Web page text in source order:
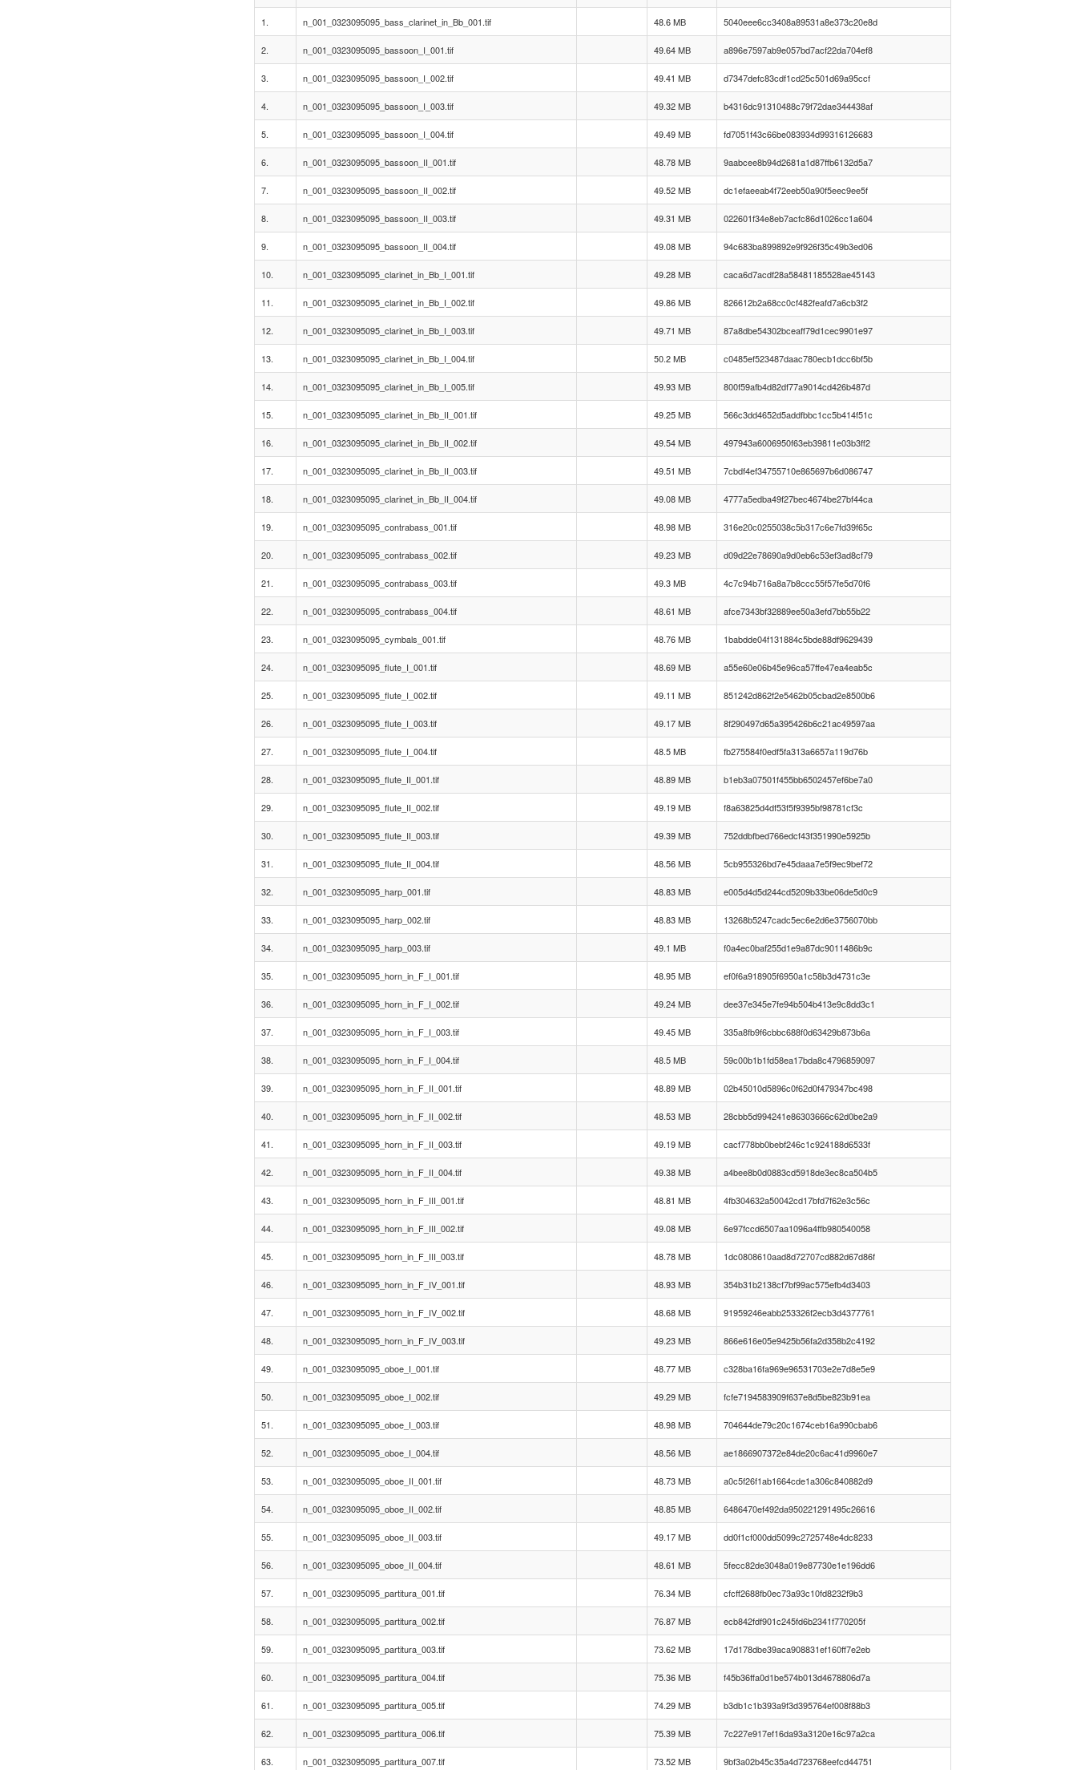
1. n_001_0323095095_bass_clarinet_in_Bb_001.tif 48.6 MB 5040eee6cc3408a89531a8e373c20e8d
2. n_001_0323095095_bassoon_I_001.tif 49.64 MB a896e7597ab9e057bd7acf22da704ef8
3. n_001_0323095095_bassoon_I_002.tif 49.41 MB d7347defc83cdf1cd25c501d69a95ccf
4. n_001_0323095095_bassoon_I_003.tif 49.32 MB b4316dc91310488c79f72dae344438af
5. n_001_0323095095_bassoon_I_004.tif 49.49 MB fd7051f43c66be083934d99316126683
6. n_001_0323095095_bassoon_II_001.tif 48.78 MB 9aabcee8b94d2681a1d87ffb6132d5a7
7. n_001_0323095095_bassoon_II_002.tif 49.52 MB dc1efaeeab4f72eeb50a90f5eec9ee5f
8. n_001_0323095095_bassoon_II_003.tif 49.31 MB 022601f34e8eb7acfc86d1026cc1a604
9. n_001_0323095095_bassoon_II_004.tif 49.08 MB 94c683ba899892e9f926f35c49b3ed06
10. n_001_0323095095_clarinet_in_Bb_I_001.tif 49.28 MB caca6d7acdf28a58481185528ae45143
11. n_001_0323095095_clarinet_in_Bb_I_002.tif 49.86 MB 826612b2a68cc0cf482feafd7a6cb3f2
12. n_001_0323095095_clarinet_in_Bb_I_003.tif 49.71 MB 87a8dbe54302bceaff79d1cec9901e97
13. n_001_0323095095_clarinet_in_Bb_I_004.tif 50.2 MB c0485ef523487daac780ecb1dcc6bf5b
14. n_001_0323095095_clarinet_in_Bb_I_005.tif 49.93 MB 800f59afb4d82df77a9014cd426b487d
15. n_001_0323095095_clarinet_in_Bb_II_001.tif 49.25 MB 566c3dd4652d5addfbbc1cc5b414f51c
16. n_001_0323095095_clarinet_in_Bb_II_002.tif 49.54 MB 497943a6006950f63eb39811e03b3ff2
17. n_001_0323095095_clarinet_in_Bb_II_003.tif 49.51 MB 7cbdf4ef34755710e865697b6d086747
18. n_001_0323095095_clarinet_in_Bb_II_004.tif 49.08 MB 4777a5edba49f27bec4674be27bf44ca
19. n_001_0323095095_contrabass_001.tif 48.98 MB 316e20c0255038c5b317c6e7fd39f65c
20. n_001_0323095095_contrabass_002.tif 49.23 MB d09d22e78690a9d0eb6c53ef3ad8cf79
21. n_001_0323095095_contrabass_003.tif 49.3 MB 4c7c94b716a8a7b8ccc55f57fe5d70f6
22. n_001_0323095095_contrabass_004.tif 48.61 MB afce7343bf32889ee50a3efd7bb55b22
23. n_001_0323095095_cymbals_001.tif 48.76 MB 1babdde04f131884c5bde88df9629439
24. n_001_0323095095_flute_I_001.tif 48.69 MB a55e60e06b45e96ca57ffe47ea4eab5c
25. n_001_0323095095_flute_I_002.tif 49.11 MB 851242d862f2e5462b05cbad2e8500b6
26. n_001_0323095095_flute_I_003.tif 49.17 MB 8f290497d65a395426b6c21ac49597aa
27. n_001_0323095095_flute_I_004.tif 48.5 MB fb275584f0edf5fa313a6657a119d76b
28. n_001_0323095095_flute_II_001.tif 48.89 MB b1eb3a07501f455bb6502457ef6be7a0
29. n_001_0323095095_flute_II_002.tif 49.19 MB f8a63825d4df53f5f9395bf98781cf3c
30. n_001_0323095095_flute_II_003.tif 49.39 MB 752ddbfbed766edcf43f351990e5925b
31. n_001_0323095095_flute_II_004.tif 48.56 MB 5cb955326bd7e45daaa7e5f9ec9bef72
32. n_001_0323095095_harp_001.tif 48.83 MB e005d4d5d244cd5209b33be06de5d0c9
33. n_001_0323095095_harp_002.tif 48.83 MB 13268b5247cadc5ec6e2d6e3756070bb
34. n_001_0323095095_harp_003.tif 49.1 MB f0a4ec0baf255d1e9a87dc9011486b9c
35. n_001_0323095095_horn_in_F_I_001.tif 48.95 MB ef0f6a918905f6950a1c58b3d4731c3e
36. n_001_0323095095_horn_in_F_I_002.tif 49.24 MB dee37e345e7fe94b504b413e9c8dd3c1
37. n_001_0323095095_horn_in_F_I_003.tif 49.45 MB 335a8fb9f6cbbc688f0d63429b873b6a
38. n_001_0323095095_horn_in_F_I_004.tif 48.5 MB 59c00b1b1fd58ea17bda8c4796859097
39. n_001_0323095095_horn_in_F_II_001.tif 48.89 MB 02b45010d5896c0f62d0f479347bc498
40. n_001_0323095095_horn_in_F_II_002.tif 48.53 MB 28cbb5d994241e86303666c62d0be2a9
41. n_001_0323095095_horn_in_F_II_003.tif 49.19 MB cacf778bb0bebf246c1c924188d6533f
42. n_001_0323095095_horn_in_F_II_004.tif 49.38 MB a4bee8b0d0883cd5918de3ec8ca504b5
43. n_001_0323095095_horn_in_F_III_001.tif 48.81 MB 4fb304632a50042cd17bfd7f62e3c56c
44. n_001_0323095095_horn_in_F_III_002.tif 49.08 MB 6e97fccd6507aa1096a4ffb980540058
45. n_001_0323095095_horn_in_F_III_003.tif 48.78 MB 1dc0808610aad8d72707cd882d67d86f
46. n_001_0323095095_horn_in_F_IV_001.tif 48.93 MB 354b31b2138cf7bf99ac575efb4d3403
47. n_001_0323095095_horn_in_F_IV_002.tif 48.68 MB 91959246eabb253326f2ecb3d4377761
48. n_001_0323095095_horn_in_F_IV_003.tif 49.23 MB 866e616e05e9425b56fa2d358b2c4192
49. n_001_0323095095_oboe_I_001.tif 48.77 MB c328ba16fa969e96531703e2e7d8e5e9
50. n_001_0323095095_oboe_I_002.tif 49.29 MB fcfe7194583909f637e8d5be823b91ea
51. n_001_0323095095_oboe_I_003.tif 48.98 MB 704644de79c20c1674ceb16a990cbab6
52. n_001_0323095095_oboe_I_004.tif 48.56 MB ae1866907372e84de20c6ac41d9960e7
53. n_001_0323095095_oboe_II_001.tif 48.73 MB a0c5f26f1ab1664cde1a306c840882d9
54. n_001_0323095095_oboe_II_002.tif 48.85 MB 6486470ef492da950221291495c26616
55. n_001_0323095095_oboe_II_003.tif 49.17 MB dd0f1cf000dd5099c2725748e4dc8233
56. n_001_0323095095_oboe_II_004.tif 48.61 MB 5fecc82de3048a019e87730e1e196dd6
57. n_001_0323095095_partitura_001.tif 76.34 MB cfcff2688fb0ec73a93c10fd8232f9b3
58. n_001_0323095095_partitura_002.tif 76.87 MB ecb842fdf901c245fd6b2341f770205f
59. n_001_0323095095_partitura_003.tif 73.62 MB 17d178dbe39aca908831ef160ff7e2eb
60. n_001_0323095095_partitura_004.tif 75.36 MB f45b36ffa0d1be574b013d4678806d7a
61. n_001_0323095095_partitura_005.tif 74.29 MB b3db1c1b393a9f3d395764ef008f88b3
62. n_001_0323095095_partitura_006.tif 75.39 MB 7c227e917ef16da93a3120e16c97a2ca
63. n_001_0323095095_partitura_007.tif 73.52 MB 9bf3a02b45c35a4d723768eefcd44751